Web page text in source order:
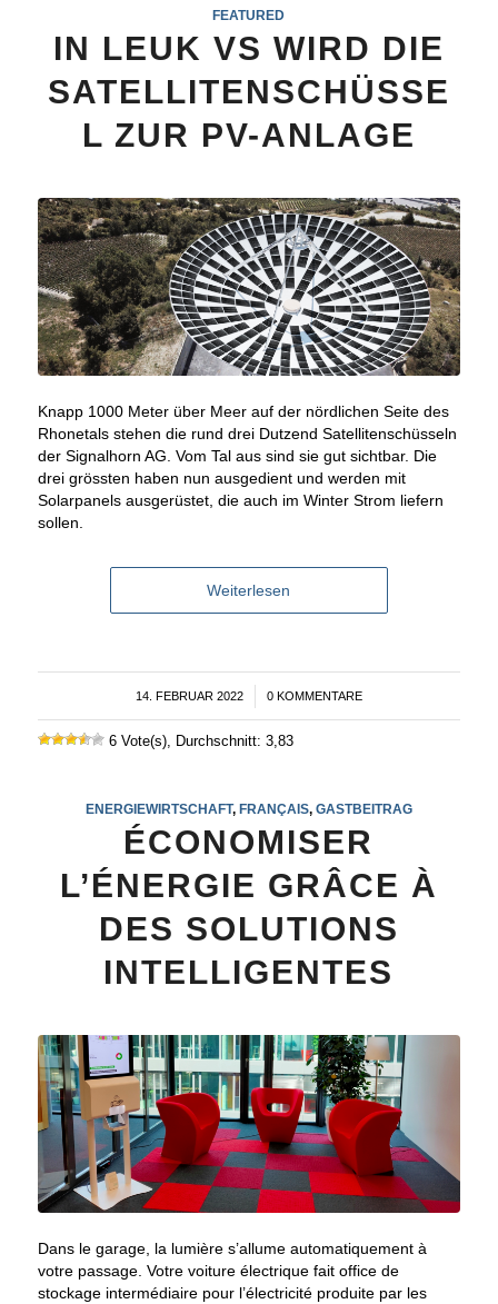
FEATURED
IN LEUK VS WIRD DIE
SATELLITENSCHÜSSE
L ZUR PV-ANLAGE
Knapp 1000 Meter über Meer auf der nördlichen Seite des
Rhonetals stehen die rund drei Dutzend Satellitenschüsseln
der Signalhorn AG. Vom Tal aus sind sie gut sichtbar. Die
drei grössten haben nun ausgedient und werden mit
Solarpanels ausgerüstet, die auch im Winter Strom liefern
sollen.
Weiterlesen
14. FEBRUAR 2022
/ 0 KOMMENTARE
6 Vote(s), Durchschnitt: 3,83
ENERGIEWIRTSCHAFT, FRANÇAIS, GASTBEITRAG
ÉCONOMISER
L’ÉNERGIE GRÂCE À
DES SOLUTIONS
INTELLIGENTES
Dans le garage, la lumière s’allume automatiquement à
votre passage. Votre voiture électrique fait office de
stockage intermédiaire pour l’électricité produite par les